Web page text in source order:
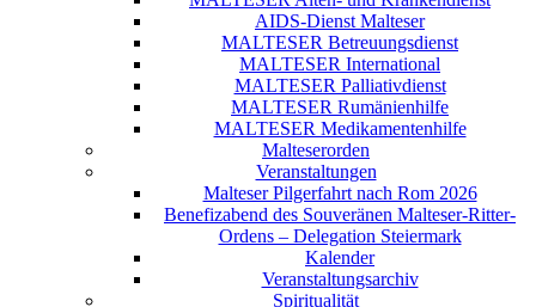
AIDS-Dienst Malteser
MALTESER Betreuungsdienst
MALTESER International
MALTESER Palliativdienst
MALTESER Rumänienhilfe
MALTESER Medikamentenhilfe
Malteserorden
Veranstaltungen
Malteser Pilgerfahrt nach Rom 2026
Benefizabend des Souveränen Malteser-Ritter-
Ordens – Delegation Steiermark
Kalender
Veranstaltungsarchiv
Spiritualität